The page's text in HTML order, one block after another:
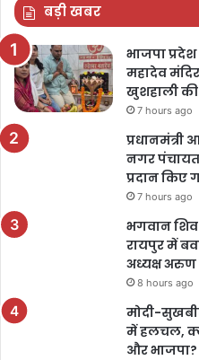
बड़ी खबर
भाजपा प्रदेश
महादेव
खुशहाली
7 hours ago
नगर पंचायत
प्रदान किए
7 hours ago
भगवान
रायपुर में
अध्यक्ष अरुण
8 hours ago
मोदी-
में हलचल,
और भाजपा?